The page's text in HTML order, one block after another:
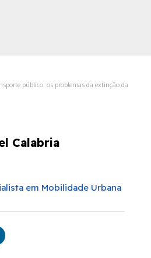
público: os problemas da extinção da
Calabria
em Mobilidade Urbana